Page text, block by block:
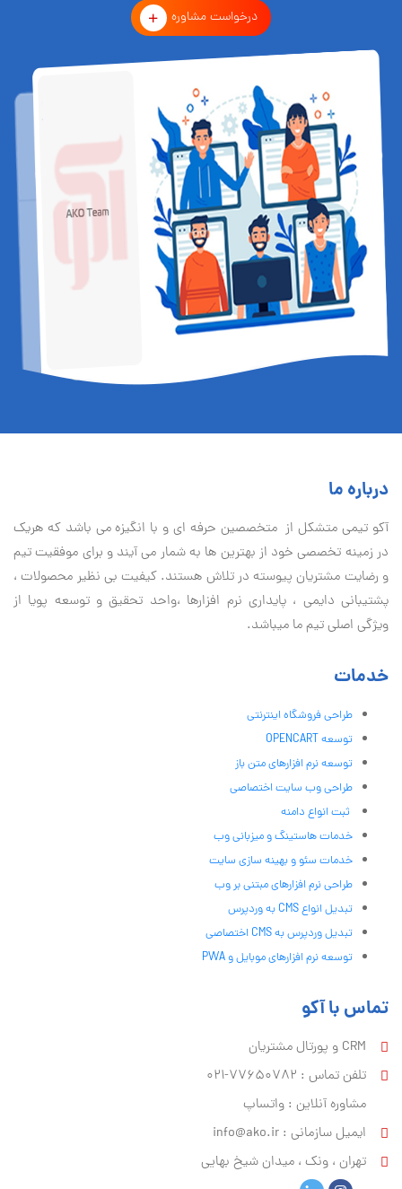
درخواست مشاوره
درباره ما
آكو تيمی متشکل از متخصصین حرفه ای و با انگیزه می باشد که هریک
در زمینه تخصصی خود از بهترین ها به شمار می آیند و برای موفقیت تيم
و رضایت مشتریان پیوسته در تلاش هستند. کیفیت بی نظير محصولات ،
پشتیبانی دايمی ، پایداری نرم افزارها ،واحد تحقیق و توسعه پویا از
ویژگی اصلی تیم ما میباشد.
خدمات
طراحی فروشگاه اینترنتی
توسعه OPENCART
توسعه نرم افزارهای متن باز
طراحی وب سایت اختصاصی
ثبت انواع دامنه
خدمات هاستینگ و میزبانی وب
خدمات سئو و بهینه سازی سایت
طراحی نرم افزارهای مبتنی بر وب
تبدیل انواع CMS به وردپرس
تبدیل وردپرس به CMS اختصاصی
توسعه نرم افزارهای موبایل و PWA
تماس با آکو
CRM و پورتال مشتریان
تلفن تماس :‌ 77650782-021
مشاوره آنلاین : واتساپ
ایمیل سازمانی :‌ info@ako.ir
تهران ، ونک ، میدان شیخ بهایی